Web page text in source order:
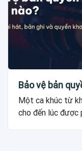
Bảo vệ bản
Một ca khúc từ
cho đến lúc được